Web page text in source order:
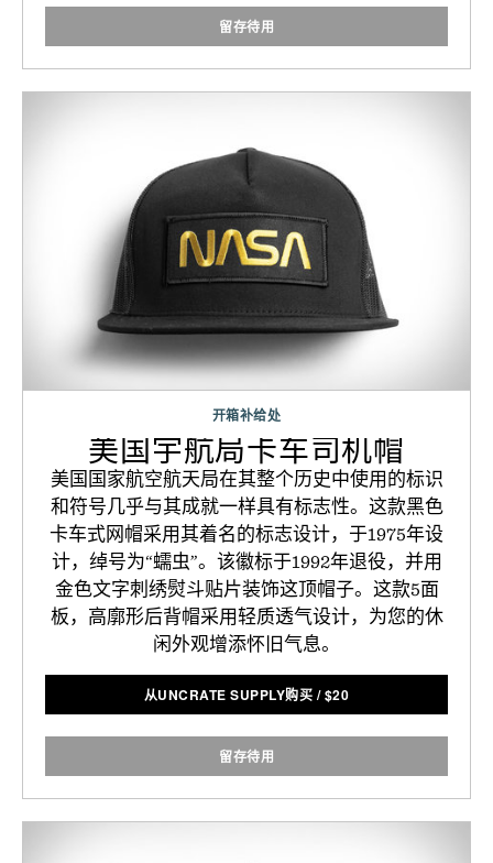
留存待用
开箱补给处
美国宇航局卡车司机帽
美国国家航空航天局在其整个历史中使用的标识
和符号几乎与其成就一样具有标志性。这款黑色
卡车式网帽采用其着名的标志设计，于1975年设
计，绰号为“蠕虫”。该徽标于1992年退役，并用
金色文字刺绣熨斗贴片装饰这顶帽子。这款5面
板，高廓形后背帽采用轻质透气设计，为您的休
闲外观增添怀旧气息。
从UNCRATE SUPPLY购买 /$20
留存待用